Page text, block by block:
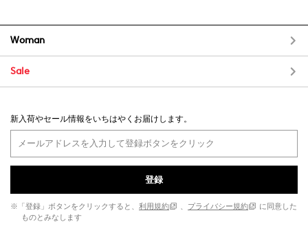
Woman
Sale
新入荷やセール情報をいちはやくお届けします。
登録
※「登録」ボタンをクリックすると、 利用規約 、 プライバシー規約
に同意した
ものとみなします